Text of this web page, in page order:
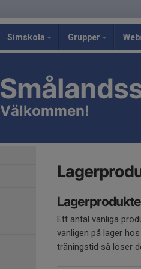
Simskola Grupper
Välkommen!
Ett antal vanliga
vanligen på lager
träningstid så löser